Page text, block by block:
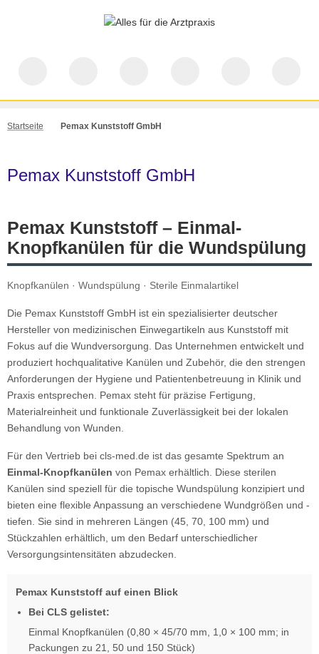
Startseite Pemax Kunststoff GmbH
Pemax Kunststoff GmbH
Pemax Kunststoff – Einmal-
Knopfkanülen für die Wundspülung
Knopfkanülen · Wundspülung · Sterile Einmalartikel
Die Pemax Kunststoff GmbH ist ein spezialisierter deutscher
Hersteller von medizinischen Einwegartikeln aus Kunststoff mit
Fokus auf die Wundversorgung. Das Unternehmen entwickelt und
produziert hochqualitative Kanülen und Zubehör, die den strengen
Anforderungen der Hygiene und Patientenbetreuung in Klinik und
Praxis entsprechen. Pemax steht für präzise Fertigung,
Materialreinheit und funktionale Zuverlässigkeit bei der lokalen
Behandlung von Wunden.
Für den Vertrieb bei cls-med.de ist das gesamte Spektrum an
Einmal-Knopfkanülen von Pemax erhältlich. Diese sterilen
Kanülen sind speziell für die topische Wundspülung konzipiert und
bieten eine flexible Anpassung an verschiedene Wundgrößen und -
tiefen. Sie sind in mehreren Längen (45, 70, 100 mm) und
Stückzahlen erhältlich, um den Bedarf unterschiedlicher
Versorgungsintensitäten abzudecken.
Pemax Kunststoff auf einen Blick
Bei CLS gelistet:
Einmal Knopfkanülen (0,80 × 45/70 mm, 1,0 × 100 mm; in
Packungen zu 21, 50 und 150 Stück)